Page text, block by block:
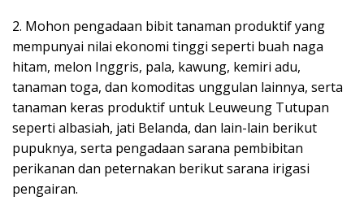
2. Mohon pengadaan bibit tanaman produktif yang
mempunyai nilai ekonomi tinggi seperti buah naga
hitam, melon Inggris, pala, kawung, kemiri adu,
tanaman toga, dan komoditas unggulan lainnya, serta
tanaman keras produktif untuk Leuweung Tutupan
seperti albasiah, jati Belanda, dan lain-lain berikut
pupuknya, serta pengadaan sarana pembibitan
perikanan dan peternakan berikut sarana irigasi
pengairan.